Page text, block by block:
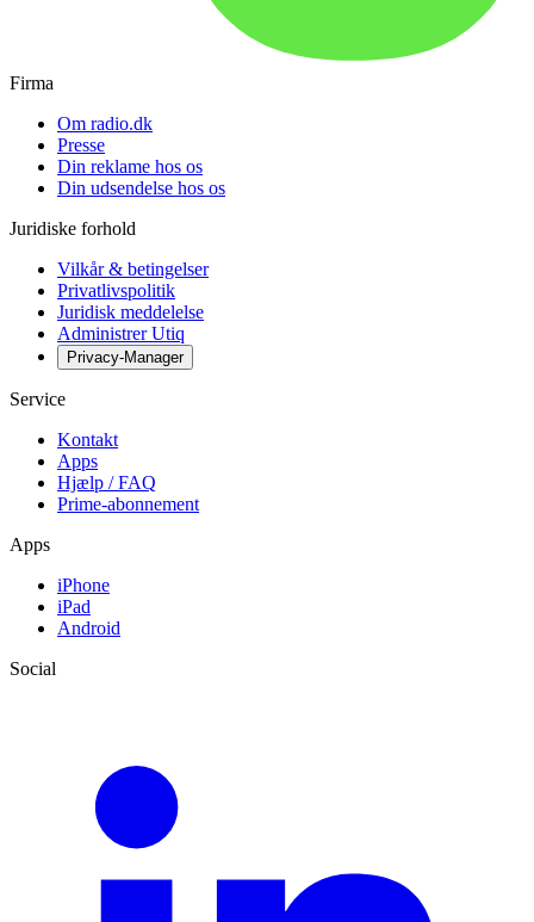
Firma
Om radio.dk
Presse
Din reklame hos os
Din udsendelse hos os
Juridiske forhold
Vilkår & betingelser
Privatlivspolitik
Juridisk meddelelse
Administrer Utiq
Privacy-Manager
Service
Kontakt
Apps
Hjælp / FAQ
Prime-abonnement
Apps
iPhone
iPad
Android
Social